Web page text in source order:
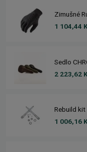
Zimušné
1 104,44
Sedlo
2 223,62
Rebuild kit
1 006,16